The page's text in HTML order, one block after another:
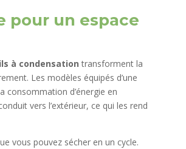
pour un espace
à condensation transforment la
Les modèles équipés d’une
consommation d’énergie en
vers l’extérieur, ce qui les rend
vous pouvez sécher en un cycle.